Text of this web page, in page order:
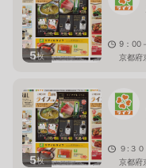
5枚
9：00
京都府
5枚
９:３
京都府